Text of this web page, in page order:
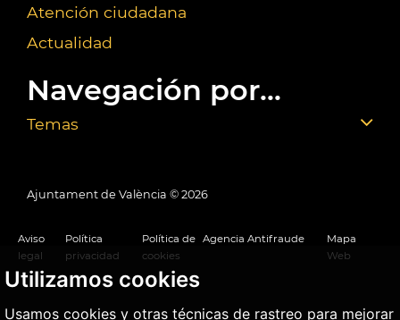
Utilizamos cookies
Usamos cookies y otras técnicas de rastreo para mejorar
Atención ciudadana
Actualidad
Navegación por...
Temas
Ajuntament de València © 2026
Aviso
legal
Política
privacidad
Política de
cookies
Agencia Antifraude
Mapa
Web